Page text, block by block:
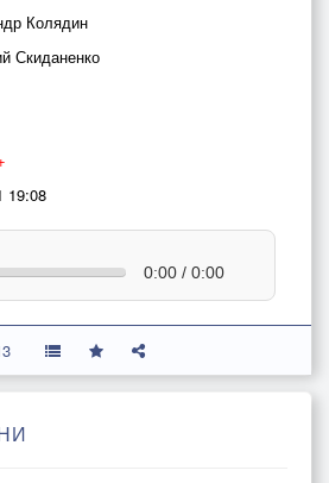
Колядин
Скиданенко
19:08
0:00 / 0:00